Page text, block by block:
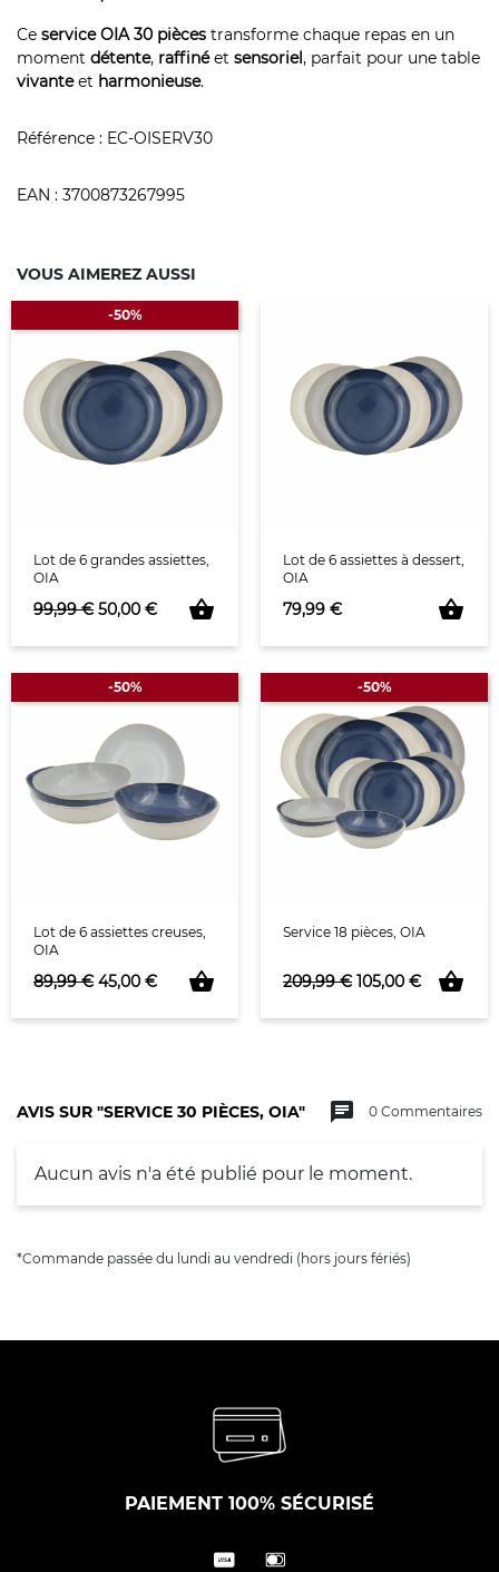
Ce service OIA 30 pièces transforme chaque repas en un
moment détente, raffinéet sensoriel, parfait pour une table
vivanteet harmonieuse.
Référence : EC-OISERV30
EAN : 3700873267995
VOUS AIMEREZ AUSSI
Lot de 6 grandes assiettes,
OIA
Prix de base
99,99 € Prix
50,00 € shopping_basket
-50%
Lot de 6 assiettes à dessert,
OIA
Prix
79,99 € shopping_basket
Lot de 6 assiettes creuses,
OIA
Prix de base
89,99 € Prix
45,00 € shopping_basket
-50%
Service 18 pièces, OIA
Prix de base
209,99 € Prix
105,00 € shopping_basket
-50%
AVIS SUR "SERVICE 30 PIÈCES, OIA" chat 0 Commentaires
Aucun avis n'a été publié pour le moment.
*Commande passée du lundi au vendredi (hors jours fériés)
PAIEMENT 100% SÉCURISÉ